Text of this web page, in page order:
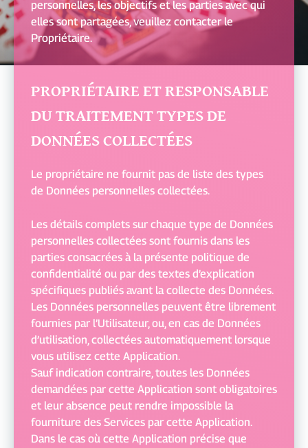
personnelles, les objectifs et les parties avec qui
elles sont partagées, veuillez contacter le
Propriétaire.
PROPRIÉTAIRE ET RESPONSABLE
DU TRAITEMENT TYPES DE
DONNÉES COLLECTÉES
Le propriétaire ne fournit pas de liste des types
de Données personnelles collectées.
Les détails complets sur chaque type de Données
personnelles collectées sont fournis dans les
parties consacrées à la présente politique de
confidentialité ou par des textes d’explication
spécifiques publiés avant la collecte des Données.
Les Données personnelles peuvent être librement
fournies par l’Utilisateur, ou, en cas de Données
d’utilisation, collectées automatiquement lorsque
vous utilisez cette Application.
Sauf indication contraire, toutes les Données
demandées par cette Application sont obligatoires
et leur absence peut rendre impossible la
fourniture des Services par cette Application.
Dans le cas où cette Application précise que